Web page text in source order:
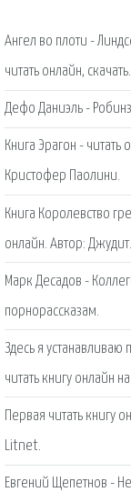
Ангел во плоти -
читать онлайн, скачать.
Дефо Даниэль -
Книга Эрагон - читать
Кристофер Паолини.
Книга Королевство
онлайн. Автор: Джудит.
Марк Десадов -
порнорассказам.
Здесь я устанавливаю
читать книгу онлайн
Первая читать книгу
Litnet.
Евгений Щепетнов -